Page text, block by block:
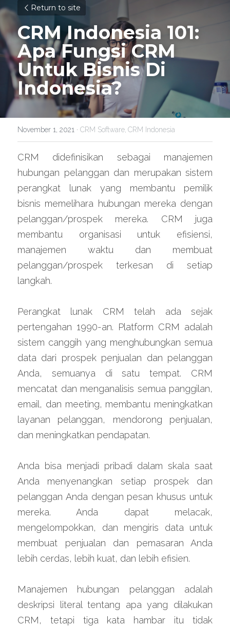
Return to site
CRM Indonesia 101:
Apa Fungsi CRM
Untuk Bisnis Di
Indonesia?
November 1, 2021 · CRM Software, CRM Indonesia
CRM didefinisikan sebagai manajemen
hubungan pelanggan dan merupakan sistem
perangkat lunak yang membantu pemilik
bisnis memelihara hubungan mereka dengan
pelanggan/prospek mereka. CRM juga
membantu organisasi untuk efisiensi,
manajemen waktu dan membuat
pelanggan/prospek terkesan di setiap
langkah.
Perangkat lunak CRM telah ada sejak
pertengahan 1990-an. Platform CRM adalah
sistem canggih yang menghubungkan semua
data dari prospek penjualan dan pelanggan
Anda, semuanya di satu tempat. CRM
mencatat dan menganalisis semua panggilan,
email, dan meeting, membantu meningkatkan
layanan pelanggan, mendorong penjualan,
dan meningkatkan pendapatan.
Anda bisa menjadi pribadi dalam skala saat
Anda menyenangkan setiap prospek dan
pelanggan Anda dengan pesan khusus untuk
mereka. Anda dapat melacak,
mengelompokkan, dan mengiris data untuk
membuat penjualan dan pemasaran Anda
lebih cerdas, lebih kuat, dan lebih efisien.
Manajemen hubungan pelanggan adalah
deskripsi literal tentang apa yang dilakukan
CRM, tetapi tiga kata hambar itu tidak